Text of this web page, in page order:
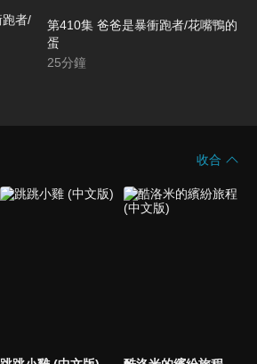
第410集 爸爸是暴衝跑者/花嘴鴨的
蛋
25分鐘
收合